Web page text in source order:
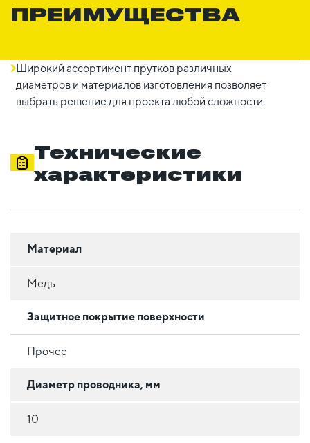
ПРЕИМУЩЕСТВА
Широкий ассортимент прутков различных
диаметров и материалов изготовления позволяет
выбрать решение для проекта любой сложности.
Технические
характеристики
Материал
Медь
Защитное покрытие поверхности
Прочее
Диаметр проводника, мм
10